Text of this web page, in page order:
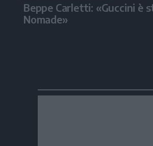
Beppe Carletti: «Guccini è
Nomade»